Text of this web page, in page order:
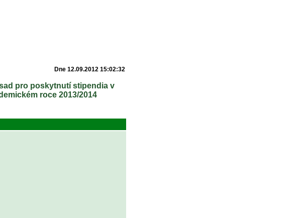
Dne 12.09.2012 15:02:32
pro poskytnutí stipendia v
roce 2013/2014